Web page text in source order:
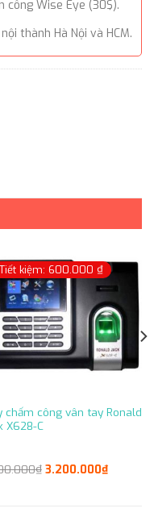
công Wise Eye (30$).
thành Hà Nội và HCM.
Tiết kiệm: 600.000 ₫
chấm công vân tay Ronald
X628-C
₫ 3.200.000₫